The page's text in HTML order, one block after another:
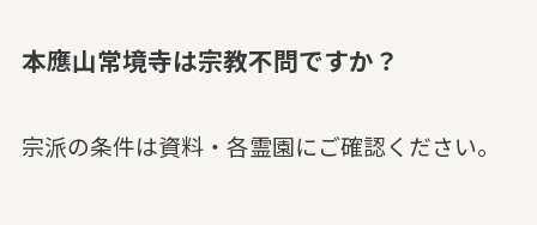
本應山常境寺は宗教不問ですか？
宗派の条件は資料・各霊園にご確認ください。